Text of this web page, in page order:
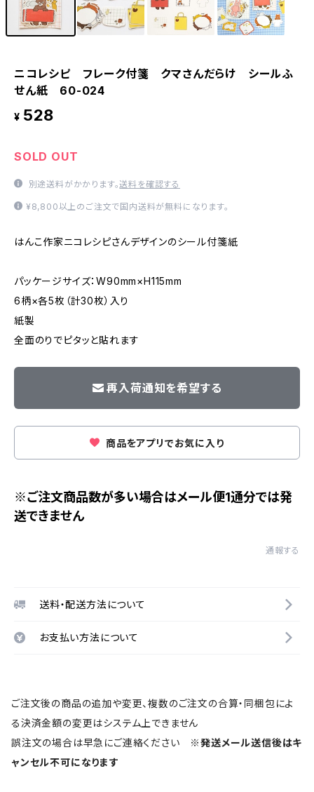
ニコレシピ フレーク付箋 クマさんだらけ シールふ
せん紙 60-024
¥ 528
SOLD OUT
別途送料がかかります。送料を確認する
¥8,800以上のご注文で国内送料が無料になります。
はんこ作家ニコレシピさんデザインのシール付箋紙
パッケージサイズ：W90mm×H115mm
6柄×各5枚（計30枚）入り
紙製
全面のりでピタッと貼れます
再入荷通知を希望する
商品をアプリでお気に入り
※ご注文商品数が多い場合はメール便1通分では発
送できません
通報する
送料・配送方法について
お支払い方法について
ご注文後の商品の追加や変更、複数のご注文の合算・同梱包によ
る決済金額の変更はシステム上できません
誤注文の場合は早急にご連絡ください ※発送メール送信後はキ
ャンセル不可になります